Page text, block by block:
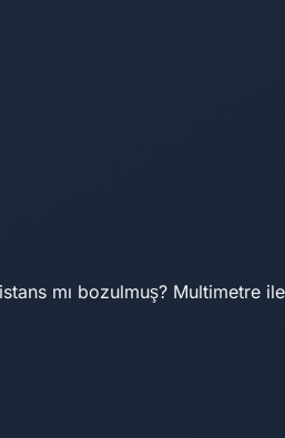
mı bozulmuş? Multimetre ile